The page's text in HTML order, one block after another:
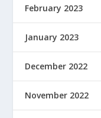
February 2023
January 2023
December 2022
November 2022